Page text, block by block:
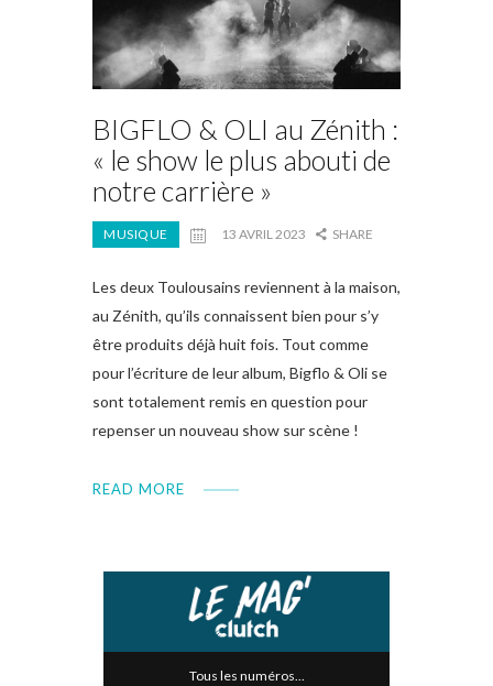
BIGFLO & OLI au Zénith :
« le show le plus abouti de
notre carrière »
MUSIQUE 13 AVRIL 2023 SHARE
Les deux Toulousains reviennent à la maison,
au Zénith, qu’ils connaissent bien pour s’y
être produits déjà huit fois. Tout comme
pour l’écriture de leur album, Bigflo & Oli se
sont totalement remis en question pour
repenser un nouveau show sur scène !
READ MORE
Tous les numéros...